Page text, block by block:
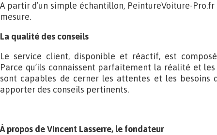
A partir d’un simple échantillon, PeintureVoiture-
mesure.
La qualité des conseils
Le service client, disponible et réactif, est
Parce qu’ils connaissent parfaitement la réalité et
sont capables de cerner les attentes et les besoins
apporter des conseils pertinents.
À propos de Vincent Lasserre, le fondateur